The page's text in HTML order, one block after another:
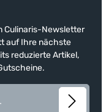
Culinaris-Newsletter
auf Ihre nächste
reduzierte Artikel,